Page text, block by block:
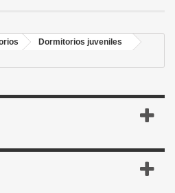
Dormitorios juveniles